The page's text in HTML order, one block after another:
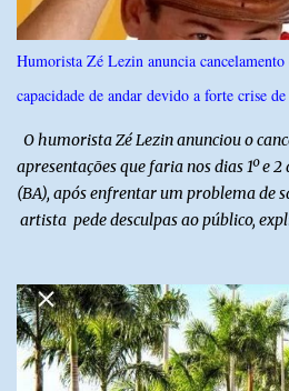
Humorista Zé Lezin anuncia cancelamento
capacidade de andar devido a forte crise
O humorista Zé Lezin anunciou o
apresentações que faria nos dias 1º e
(BA), após enfrentar um problema de
artista pede desculpas ao público,
impossível viajar e subir ao palco. O
precisou ser levado a um hospital
de andar normalmente. “Eu não estou
levantar direito da cama. É um